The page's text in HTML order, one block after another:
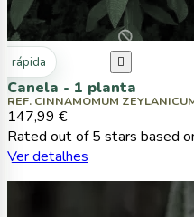
rápida 
Canela - 1 planta
REF. CINNAMOMUM
147,99 €
Rated out of 5 stars based
Ver detalhes